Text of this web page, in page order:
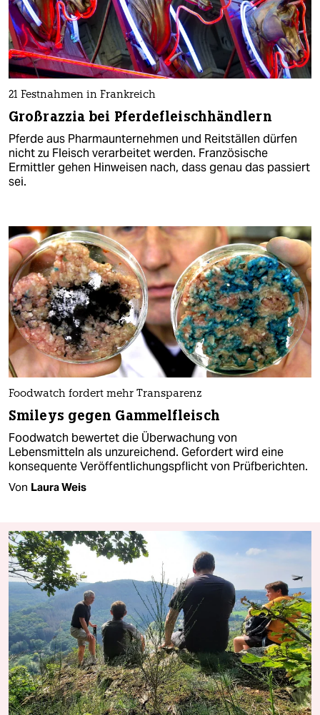
21 Festnahmen in Frankreich
Großrazzia bei Pferdefleischhändlern
Pferde aus Pharmaunternehmen und Reitställen dürfen
nicht zu Fleisch verarbeitet werden. Französische
Ermittler gehen Hinweisen nach, dass genau das passiert
sei.
Foodwatch fordert mehr Transparenz
Smileys gegen Gammelfleisch
Foodwatch bewertet die Überwachung von
Lebensmitteln als unzureichend. Gefordert wird eine
konsequente Veröffentlichungspflicht von Prüfberichten.
Von Laura Weis